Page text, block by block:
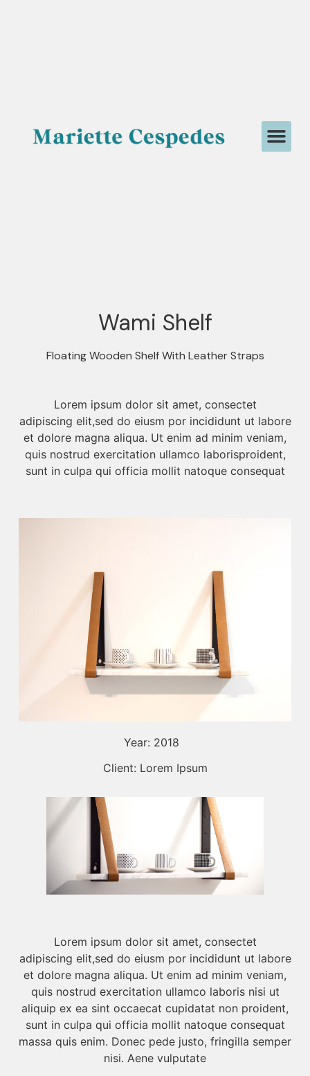
Wami Shelf
Floating Wooden Shelf With Leather Straps
Lorem ipsum dolor sit amet, consectet
adipiscing elit,sed do eiusm por incididunt ut labore
et dolore magna aliqua. Ut enim ad minim veniam,
quis nostrud exercitation ullamco laborisproident,
sunt in culpa qui officia mollit natoque consequat
Year: 2018
Client: Lorem Ipsum
Lorem ipsum dolor sit amet, consectet
adipiscing elit,sed do eiusm por incididunt ut labore
et dolore magna aliqua. Ut enim ad minim veniam,
quis nostrud exercitation ullamco laboris nisi ut
aliquip ex ea sint occaecat cupidatat non proident,
sunt in culpa qui officia mollit natoque consequat
massa quis enim. Donec pede justo, fringilla semper
nisi. Aene vulputate